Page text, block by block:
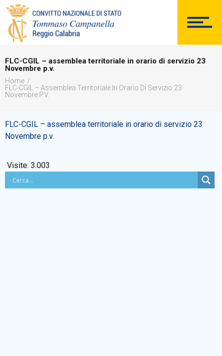
SEGRETERIA
DOCUMENTAZIONE
PERSONALE
FLC-CGIL – assemblea territoriale in orario di servizio 23
Novembre p.v.
Home
FLC-CGIL – Assemblea Territoriale In Orario Di Servizio 23
Novembre P.v.
FLC-CGIL – assemblea territoriale in orario di servizio 23
Novembre p.v.
Visite: 3.003